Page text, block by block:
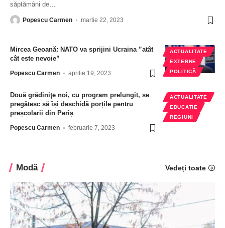
săptămâni de…
Popescu Carmen martie 22, 2023
ACTUALITATE
EXTERNE
POLITICĂ
Mircea Geoană: NATO va sprijini Ucraina ”atât
cât este nevoie”
Popescu Carmen aprilie 19, 2023
ACTUALITATE
EDUCATIE
REGIUNI
Două grădiniţe noi, cu program prelungit, se
pregătesc să își deschidă porțile pentru
preșcolarii din Periș
Popescu Carmen februarie 7, 2023
Modă Vedeți toate